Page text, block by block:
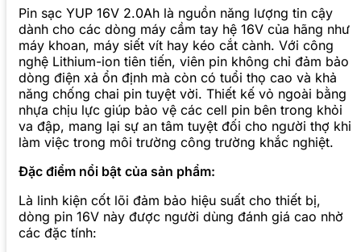
Pin sạc YUP 16V 2.0Ah là nguồn năng lượng tin cậy
dành cho các dòng máy cầm tay hệ 16V của hãng như
máy khoan, máy siết vít hay kéo cắt cành. Với công
nghệ Lithium-ion tiên tiến, viên pin không chỉ đảm bảo
dòng điện xả ổn định mà còn có tuổi thọ cao và khả
năng chống chai pin tuyệt vời. Thiết kế vỏ ngoài bằng
nhựa chịu lực giúp bảo vệ các cell pin bên trong khỏi
va đập, mang lại sự an tâm tuyệt đối cho người thợ khi
làm việc trong môi trường công trường khắc nghiệt.
Đặc điểm nổi bật của sản phẩm:
Là linh kiện cốt lõi đảm bảo hiệu suất cho thiết bị,
dòng pin 16V này được người dùng đánh giá cao nhờ
các đặc tính: